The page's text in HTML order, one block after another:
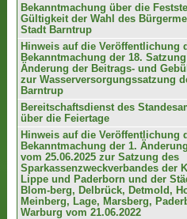
Bekanntmachung über die
Gültigkeit der Wahl des
Stadt Barntrup
Hinweis auf die Veröffentlichung
Bekanntmachung der 18.
Änderung der Beitrags- und
zur Wasserversorgungssatzung
Barntrup
Bereitschaftsdienst des
über die Feiertage
Hinweis auf die Veröffentlichung
Bekanntmachung der 1.
vom 25.06.2025 zur Satzung des
Sparkassenzweckverbandes der
Lippe und Paderborn und der
Blom-berg, Delbrück, Detmold,
Meinberg, Lage, Marsberg,
Warburg vom 21.06.2022